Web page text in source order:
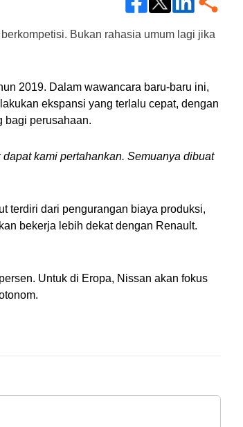
Bukan rahasia umum lagi jika
2019. Dalam wawancara baru-baru ini,
ekspansi yang terlalu cepat, dengan
bagi perusahaan.
kami pertahankan. Semuanya dibuat
terdiri dari pengurangan biaya produksi,
bekerja lebih dekat dengan Renault.
Untuk di Eropa, Nissan akan fokus